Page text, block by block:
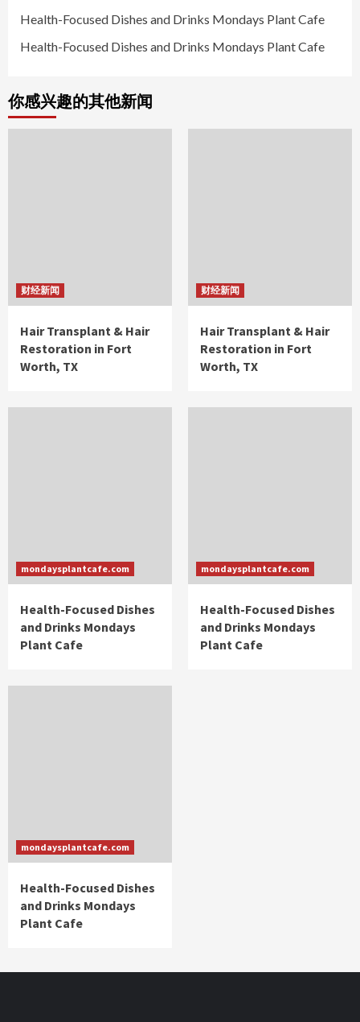
Health-Focused Dishes and Drinks Mondays Plant Cafe
Health-Focused Dishes and Drinks Mondays Plant Cafe
你感兴趣的其他新闻
财经新闻
Hair Transplant & Hair
Restoration in Fort
Worth, TX
财经新闻
Hair Transplant & Hair
Restoration in Fort
Worth, TX
mondaysplantcafe.com
Health-Focused Dishes
and Drinks Mondays
Plant Cafe
mondaysplantcafe.com
Health-Focused Dishes
and Drinks Mondays
Plant Cafe
mondaysplantcafe.com
Health-Focused Dishes
and Drinks Mondays
Plant Cafe